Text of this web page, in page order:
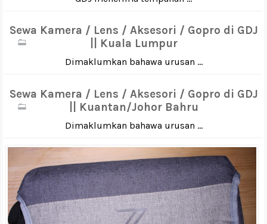
Sewa Kamera / Lens / Aksesori / Gopro di GDJ
|| Kuala Lumpur
Dimaklumkan bahawa urusan ...
Sewa Kamera / Lens / Aksesori / Gopro di GDJ
|| Kuantan/Johor Bahru
Dimaklumkan bahawa urusan ...